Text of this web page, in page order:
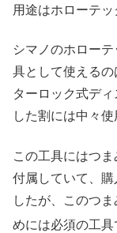
用途はホローテッ
シマノのホロー
具として使える
ターロック式デ
した割には中々
この工具にはつ
付属していて、
したが、このつ
めには必須の工具